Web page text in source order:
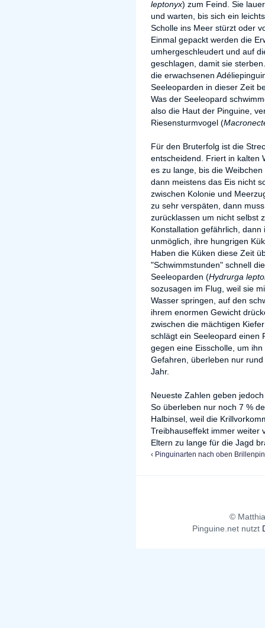
leptonyx) zum Feind. Sie
und warten, bis sich ein
Scholle ins Meer stürzt oder
Einmal gepackt werden die
umhergeschleudert und auf
geschlagen, damit sie
die erwachsenen
Seeleoparden in dieser Zeit
Was der Seeleopard
also die Haut der Pinguine,
Riesensturmvogel (
Für den Bruterfolg ist die
entscheidend. Friert in kalten
es zu lange, bis die
dann meistens das Eis nicht
zwischen Kolonie und
zu sehr verspäten, dann
zurücklassen um nicht selbst
Konstallation gefährlich,
unmöglich, ihre hungrigen
Haben die Küken diese Zeit
"Schwimmstunden" schnell
Seeleoparden (Hydrurga
sozusagen im Flug, weil sie
Wasser springen, auf den
ihrem enormen Gewicht
zwischen die mächtigen
schlägt ein Seeleopard einen
gegen eine Eisscholle, um
Gefahren, überleben nur
Jahr.
Neueste Zahlen geben
So überleben nur noch 7 %
Halbinsel, weil die
Treibhauseffekt immer weiter
Eltern zu lange für die Jagd
‹ Pinguinarten nach oben
©
Pinguine.net nutzt